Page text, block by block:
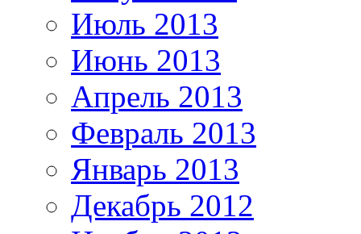
Июль 2013
Июнь 2013
Апрель 2013
Февраль 2013
Январь 2013
Декабрь 2012